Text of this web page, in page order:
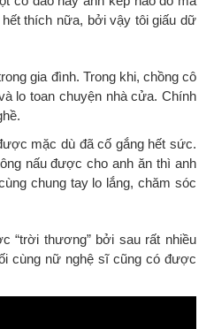
thích nữa, bởi vậy tôi giấu dữ
gia đình. Trong khi, chồng cô
lo toan chuyện nhà cửa. Chính
mặc dù đã cố gắng hết sức.
nấu được cho anh ăn thì anh
chung tay lo lắng, chăm sóc
“trời thương” bởi sau rất nhiều
cùng nữ nghệ sĩ cũng có được